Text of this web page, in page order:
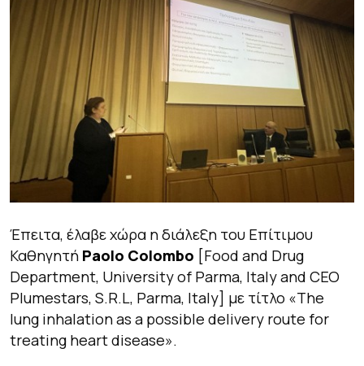
Έπειτα, έλαβε χώρα η διάλεξη του Επίτιμου
Καθηγητή Paolo Colombo [Food and Drug
Department, University of Parma, Italy and CEO
Plumestars, S.R.L, Parma, Italy] με τίτλο «The
lung inhalation as a possible delivery route for
treating heart disease».